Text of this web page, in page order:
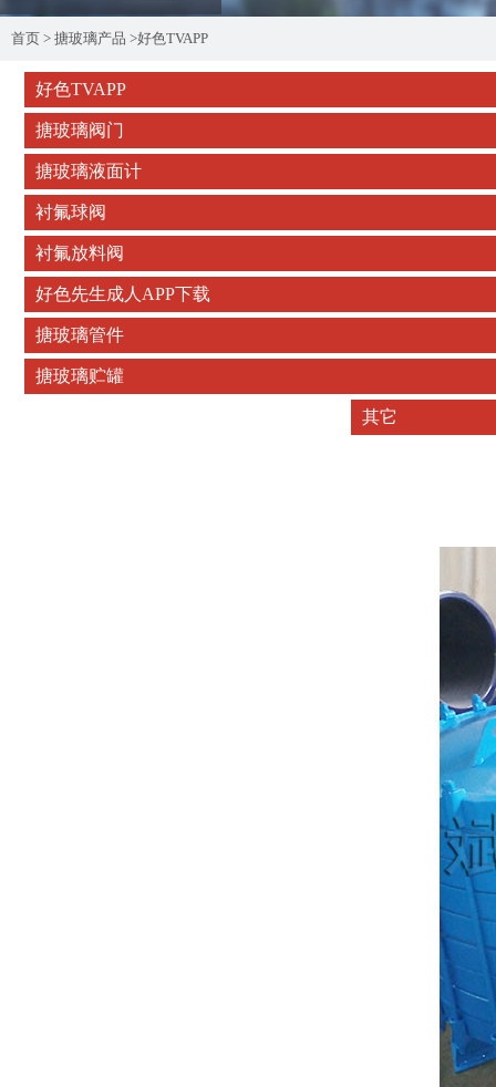
首页 > 搪玻璃产品 >好色TVAPP
好色TVAPP
搪玻璃阀门
搪玻璃液面计
衬氟球阀
衬氟放料阀
好色先生成人APP下载
搪玻璃管件
搪玻璃贮罐
其它